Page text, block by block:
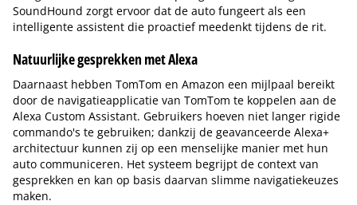
SoundHound zorgt ervoor dat de auto fungeert als een
intelligente assistent die proactief meedenkt tijdens de rit.
Natuurlijke gesprekken met Alexa
Daarnaast hebben TomTom en Amazon een mijlpaal bereikt
door de navigatieapplicatie van TomTom te koppelen aan de
Alexa Custom Assistant. Gebruikers hoeven niet langer rigide
commando's te gebruiken; dankzij de geavanceerde Alexa+
architectuur kunnen zij op een menselijke manier met hun
auto communiceren. Het systeem begrijpt de context van
gesprekken en kan op basis daarvan slimme navigatiekeuzes
maken.